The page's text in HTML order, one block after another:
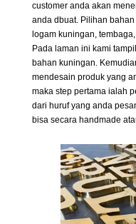
customer anda akan
anda dbuat. Pilihan
logam kuningan,
Pada laman ini kami
bahan kuningan.
mendesain produk yang
maka step pertama ialah
dari huruf yang anda
bisa secara handmade